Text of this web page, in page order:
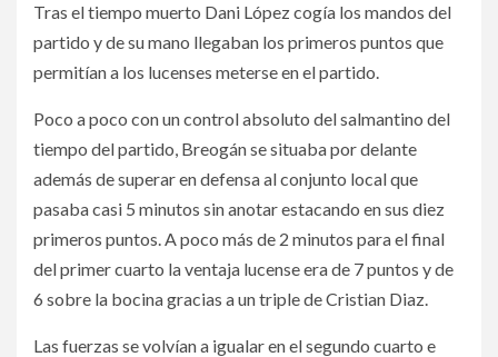
Tras el tiempo muerto Dani López cogía los mandos del
partido y de su mano llegaban los primeros puntos que
permitían a los lucenses meterse en el partido.
Poco a poco con un control absoluto del salmantino del
tiempo del partido, Breogán se situaba por delante
además de superar en defensa al conjunto local que
pasaba casi 5 minutos sin anotar estacando en sus diez
primeros puntos. A poco más de 2 minutos para el final
del primer cuarto la ventaja lucense era de 7 puntos y de
6 sobre la bocina gracias a un triple de Cristian Diaz.
Las fuerzas se volvían a igualar en el segundo cuarto e